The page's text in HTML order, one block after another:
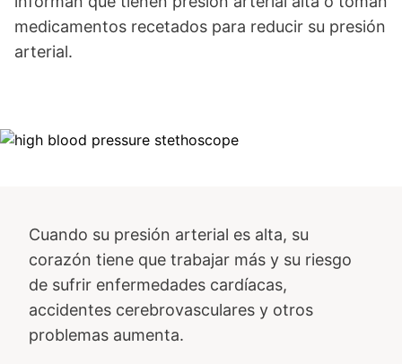
medicamentos recetados para reducir su presión
arterial.
Image
Cuando su presión arterial es alta, su
corazón tiene que trabajar más y su riesgo
de sufrir enfermedades cardíacas,
accidentes cerebrovasculares y otros
problemas aumenta.